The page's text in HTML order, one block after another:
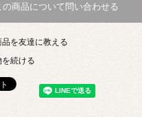
の商品について問い合わせる
品を友達に教える
を続ける